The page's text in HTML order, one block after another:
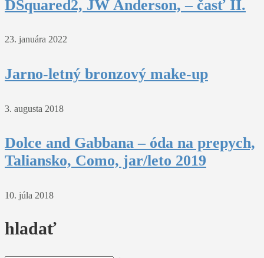
DSquared2, JW Anderson, – časť II.
23. januára 2022
Jarno-letný bronzový make-up
3. augusta 2018
Dolce and Gabbana – óda na prepych,
Taliansko, Como, jar/leto 2019
10. júla 2018
hladať